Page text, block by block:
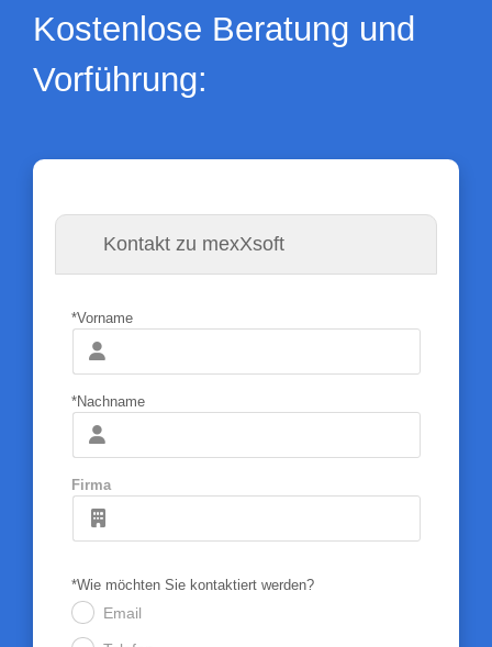
Kostenlose Beratung und
Vorführung:
Kontakt zu mexXsoft
*Vorname
*Nachname
Firma
*Wie möchten Sie kontaktiert werden?
Email